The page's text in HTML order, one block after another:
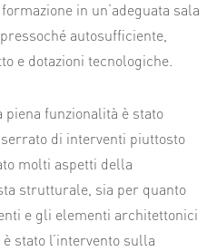
in un’adeguata sala
autosufficiente,
e dotazioni tecnologiche.
funzionalità è stato
di interventi piuttosto
molti aspetti della
strutturale, sia per quanto
e gli elementi architettonici
stato l’intervento sulla